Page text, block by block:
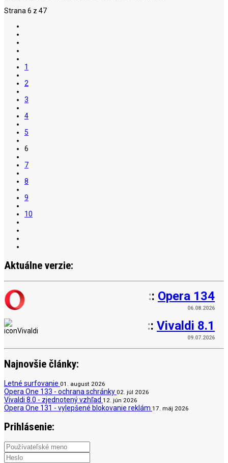
Strana 6 z 47
1
2
3
4
5
6
7
8
9
10
Aktuálne verzie:
:: Opera 134
06.08.2026
:: Vivaldi 8.1
09.07.2026
Najnovšie články:
Letné surfovanie 01. august 2026
Opera One 133 - ochrana schránky 02. júl 2026
Vivaldi 8.0 - zjednotený vzhľad 12. jún 2026
Opera One 131 - vylepšené blokovanie reklám 17. máj 2026
Prihlásenie: